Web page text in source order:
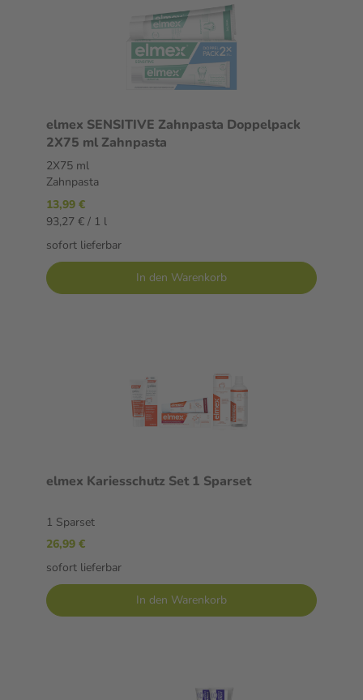
elmex SENSITIVE Zahnpasta Doppelpack
2X75 ml Zahnpasta
2X75 ml
Zahnpasta
13,99 €
93,27 € / 1 l
sofort lieferbar
In den Warenkorb
elmex Kariesschutz Set 1 Sparset
1 Sparset
26,99 €
sofort lieferbar
In den Warenkorb